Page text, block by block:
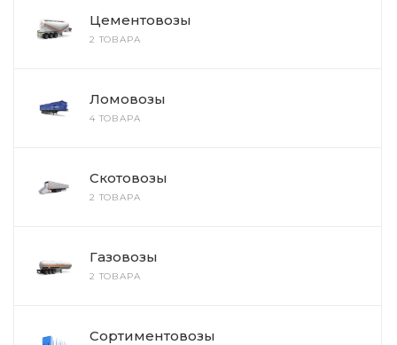
Цементовозы
2 ТОВАРА
Ломовозы
4 ТОВАРА
Скотовозы
2 ТОВАРА
Газовозы
2 ТОВАРА
Сортиментовозы